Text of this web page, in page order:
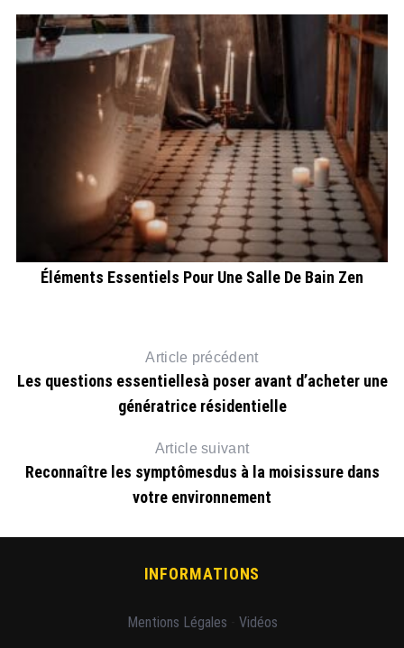
Éléments Essentiels Pour Une Salle De Bain Zen
Article précédent
Les questions essentiellesà poser avant d’acheter une
génératrice résidentielle
Article suivant
Reconnaître les symptômesdus à la moisissure dans
votre environnement
INFORMATIONS
Mentions Légales Vidéos